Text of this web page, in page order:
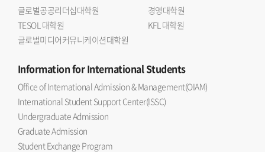
글로벌공공리더십대학원
경영대학원
TESOL 대학원
KFL 대학원
글로벌미디어커뮤니케이션대학원
Informationfor International Students
Office of International Admission & Management(OIAM)
International Student Support Center(ISSC)
Undergraduate Admission
Graduate Admission
Student Exchange Program